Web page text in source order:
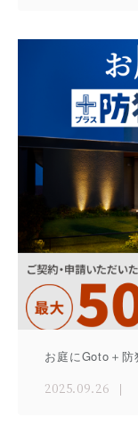
お庭にGoto＋防
2025.09.26